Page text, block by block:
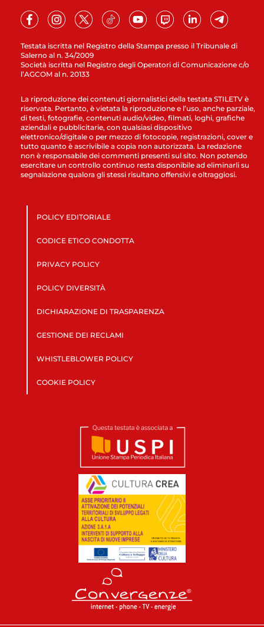
Testata iscritta nel Registro della Stampa presso il Tribunale di
Salerno al n. 34/2009
Società iscritta nel Registro degli Operatori di Comunicazione c/o
l’AGCOM al n. 20133
La riproduzione dei contenuti giornalistici della testata STILETV è
riservata. Pertanto, è vietata la riproduzione e l’uso, anche parziale,
di testi, fotografie, contenuti audio/video, filmati, loghi, grafiche
aziendali e pubblicitarie, con qualsiasi dispositivo
elettronico/digitale o per mezzo di fotocopie, registrazioni, cover e
tutto quanto è ascrivibile a copia non autorizzata. La redazione
non è responsabile dei commenti presenti sul sito. Non potendo
esercitare un controllo continuo resta disponibile ad eliminarli su
segnalazione qualora gli stessi risultano offensivi e oltraggiosi.
POLICY EDITORIALE
CODICE ETICO CONDOTTA
PRIVACY POLICY
POLICY DIVERSITÀ
DICHIARAZIONE DI TRASPARENZA
GESTIONE DEI RECLAMI
WHISTLEBLOWER POLICY
COOKIE POLICY